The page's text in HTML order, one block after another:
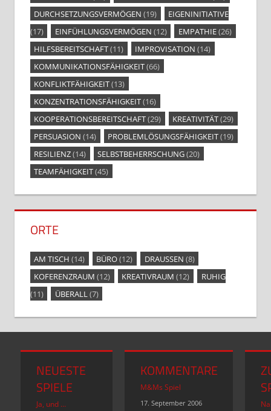
DURCHSETZUNGSVERMÖGEN (19)
EIGENINITIATIVE
(17)
EINFÜHLUNGSVERMÖGEN (12) EMPATHIE(26)
HILFSBEREITSCHAFT(11) IMPROVISATION (14)
KOMMUNIKATIONSFÄHIGKEIT(66)
KONFLIKTFÄHIGKEIT(13)
KONZENTRATIONSFÄHIGKEIT(16)
KOOPERATIONSBEREITSCHAFT(29) KREATIVITÄT(29)
PERSUASION (14) PROBLEMLÖSUNGSFÄHIGKEIT(19)
RESILIENZ(14) SELBSTBEHERRSCHUNG(20)
TEAMFÄHIGKEIT(45)
ORTE
AM TISCH (14) BÜRO(12) DRAUSSEN
(8)
KOFERENZRAUM (12) KREATIVRAUM (12)
RUHIG
(11)
ÜBERALL (7)
NEUESTE
SPIELE
Ja, und …
KOMMENTARE
M&Ms Spiel
17. September 2006